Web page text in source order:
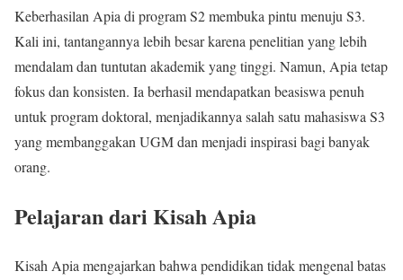
Keberhasilan Apia di program S2 membuka pintu menuju S3.
Kali ini, tantangannya lebih besar karena penelitian yang lebih
mendalam dan tuntutan akademik yang tinggi. Namun, Apia tetap
fokus dan konsisten. Ia berhasil mendapatkan beasiswa penuh
untuk program doktoral, menjadikannya salah satu mahasiswa S3
yang membanggakan UGM dan menjadi inspirasi bagi banyak
orang.
Pelajaran dari Kisah Apia
Kisah Apia mengajarkan bahwa pendidikan tidak mengenal batas